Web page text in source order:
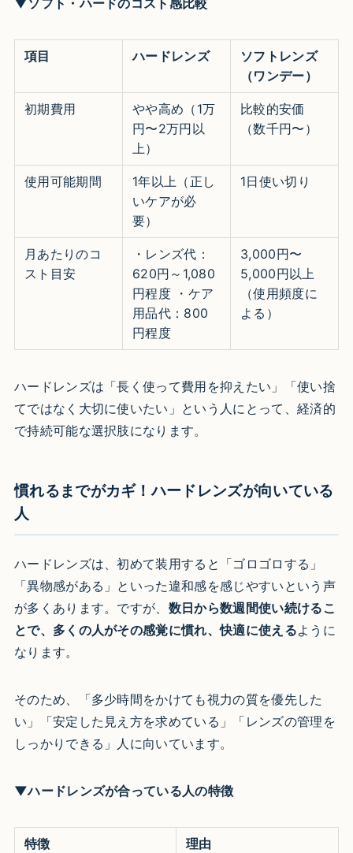
項目 ハードレンズ
ソフトレンズ
（ワンデー）
初期費用
やや高め（1万
円〜2万円以
上）
比較的安価
（数千円〜）
使用可能期間
1年以上（正し
いケアが必
要）
1日使い切り
月あたりのコ
スト目安
・レンズ代：
620円～1,080
円程度 ・ケア
用品代：800
円程度
3,000円〜
5,000円以上
（使用頻度に
よる）
ハードレンズは「長く使って費用を抑えたい」「使い捨
てではなく大切に使いたい」という人にとって、経済的
で持続可能な選択肢になります。
慣れるまでがカギ！ハードレンズが向いている
人
ハードレンズは、初めて装用すると「ゴロゴロする」
「異物感がある」といった違和感を感じやすいという声
が多くあります。ですが、 数日から数週間使い続けるこ
とで、多くの人がその感覚に慣れ、快適に使えるように
なります。
そのため、「多少時間をかけても視力の質を優先した
い」「安定した見え方を求めている」「レンズの管理を
しっかりできる」人に向いています。
▼ハードレンズが合っている人の特徴
特徴 理由